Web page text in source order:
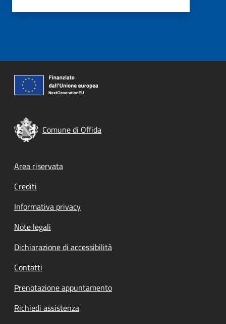
Comune di Offida
Footer menu
Area riservata
Crediti
Informativa privacy
Note legali
Dichiarazione di accessibilità
Contatti
Prenotazione appuntamento
Richiedi assistenza